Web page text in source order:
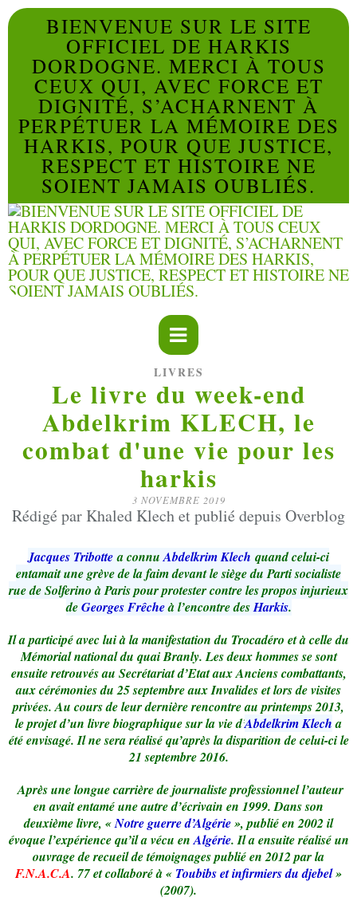
BIENVENUE SUR LE SITE
OFFICIEL DE HARKIS
DORDOGNE. MERCI À TOUS
CEUX QUI, AVEC FORCE ET
DIGNITÉ, S’ACHARNENT À
PERPÉTUER LA MÉMOIRE DES
HARKIS, POUR QUE JUSTICE,
RESPECT ET HISTOIRE NE
SOIENT JAMAIS OUBLIÉS.
LIVRES
Le livre du week-end
Abdelkrim KLECH, le
combat d'une vie pour les
harkis
3 NOVEMBRE 2019
Rédigé par Khaled Klech et publié depuis Overblog
Jacques Tribottea connuAbdelkrim Klech quand celui-ci
entamait une grève de la faim devant le siège du Parti socialiste
rue de Solferino à Paris pour protester contre les propos injurieux
deGeorges Frêcheà l’encontre desHarkis.
Il a participé avec lui à la manifestation du Trocadéro et à celle du
Mémorial national du quai Branly. Les deux hommes se sont
ensuite retrouvés au Secrétariat d’Etat aux Anciens combattants,
aux cérémonies du 25 septembre aux Invalides et lors de visites
privées. Au cours de leur dernière rencontre au printemps 2013,
le projet d’un livre biographique sur la vie d’Abdelkrim Klecha
été envisagé. Il ne sera réalisé qu’après la disparition de celui-ci le
21 septembre 2016.
Après une longue carrière de journaliste professionnel l’auteur
en avait entamé une autre d’écrivain en 1999. Dans son
deuxième livre, «Notre guerre d’Algérie», publié en 2002 il
évoque l’expérience qu’il a vécu enAlgérie. Il a ensuite réalisé un
ouvrage de recueil de témoignages publié en 2012 par la
F.N.A.C.A. 77 et collaboré à « Toubibs et infirmiers du djebel»
(2007).